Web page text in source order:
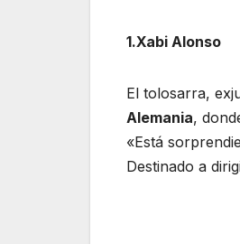
1.Xabi Alonso
El tolosarra,
Alemania,
«Está
Destinado a